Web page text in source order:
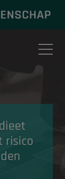
risico